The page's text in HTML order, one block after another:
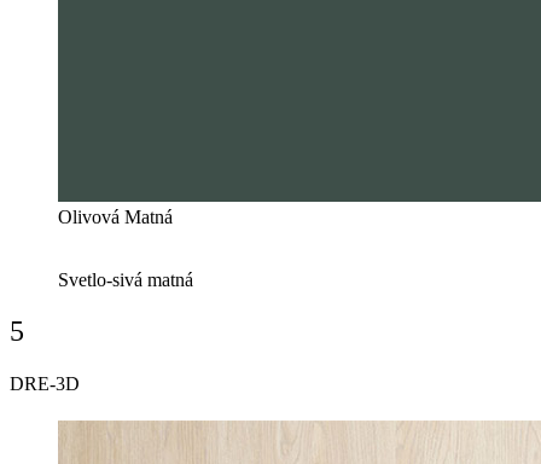
Olivová Matná
Svetlo-sivá matná
5
DRE-3D